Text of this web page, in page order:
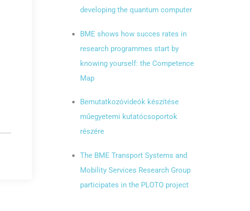
developing the quantum computer
BME shows how succes rates in
research programmes start by
knowing yourself: the Competence
Map
Bemutatkozóvideók készítése
műegyetemi kutatócsoportok
részére
The BME Transport Systems and
Mobility Services Research Group
participates in the PLOTO project